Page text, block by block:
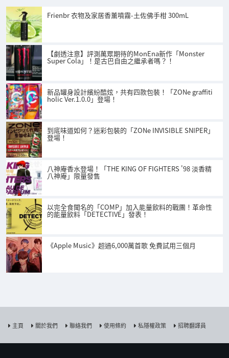
Frienbr 衣物及家居香薰噴霧-土佐佛手柑 300mL
【劇透注意】評測萬眾期待的MonEna新作「Monster
Super Cola」！是古巴自由之繼承者嗎？！
新品罐身設計繽紛酷炫，共有四款包裝！「ZONe graffiti
holic Ver.1.0.0」登場！
到底味道如何？迷彩包裝的「ZONe INVISIBLE SNIPER」
登場！
八神庵香水登場！「THE KING OF FIGHTERS '98 淡香精
八神庵」限量發售
以完全食聞名的「COMP」加入能量飲料的戰團！革命性
的能量飲料「DETECTIVE」發表！
《Apple Music》超過6,000萬首歌 免費試用三個月
主頁 關於我們 聯絡我們 使用條約 私隱權政策 招聘翻譯員